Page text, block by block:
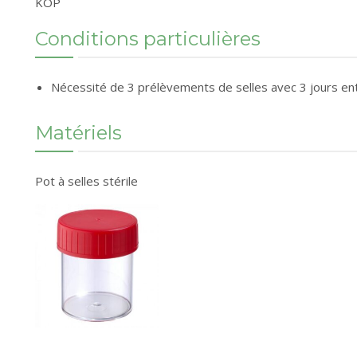
Conditions particulières
Nécessité de 3 prélèvements de selles avec 3 jours
Matériels
Pot à selles stérile